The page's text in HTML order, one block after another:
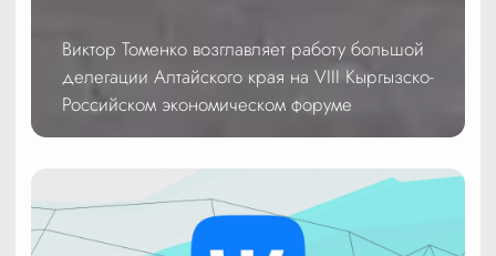
Виктор Томенко возглавляет работу большой
делегации Алтайского края на VIII Кыргызско-
Российском экономическом форуме